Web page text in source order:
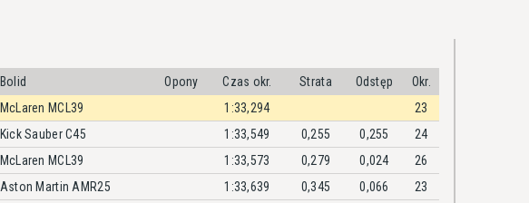
Bolid Opony Czas okr. Strata Odstęp
Okr.
McLaren MCL39 1:33,294
23
Kick Sauber C45 1:33,549 0,255 0,255
24
McLaren MCL39 1:33,573 0,279 0,024
26
Aston Martin AMR25 1:33,639 0,345 0,066
23